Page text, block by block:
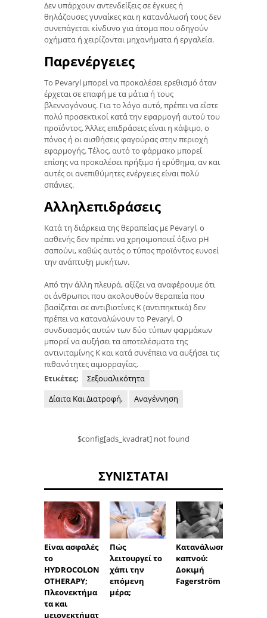
Δεν υπάρχουν αντενδείξεις σε έγκυες ή
θηλάζουσες γυναίκες και η κατανάλωσή τους δεν
συνεπάγεται κίνδυνο για άτομα που οδηγούν
οχήματα ή χειρίζονται μηχανήματα ή εργαλεία.
Παρενέργειες
Το Pevaryl μπορεί να προκαλέσει ερεθισμό όταν
έρχεται σε επαφή με τα μάτια ή τους
βλεννογόνους. Για το λόγο αυτό, πρέπει να είστε
πολύ προσεκτικοί κατά την εφαρμογή αυτού του
προϊόντος. Άλλες επιδράσεις είναι η κάψιμο, ο
πόνος ή οι αισθήσεις φαγούρας στην περιοχή
εφαρμογής. Τέλος, αυτό το φάρμακο μπορεί
επίσης να προκαλέσει πρήξιμο ή ερύθημα, αν και
αυτές οι ανεπιθύμητες ενέργειες είναι πολύ
σπάνιες.
Αλληλεπιδράσεις
Κατά τη διάρκεια της θεραπείας με Pevaryl, ο
ασθενής δεν πρέπει να χρησιμοποιεί όξινο pH
σαπούνι, καθώς αυτός ο τύπος προϊόντος ευνοεί
την ανάπτυξη μυκήτων.
Από την άλλη πλευρά, αξίζει να αναφέρουμε ότι
οι άνθρωποι που ακολουθούν θεραπεία που
βασίζεται σε αντιβιοτίνες K (αντιπηκτικά) δεν
πρέπει να καταναλώνουν το Pevaryl. Ο
συνδυασμός αυτών των δύο τύπων φαρμάκων
μπορεί να αυξήσει τα αποτελέσματα της
αντινιταμίνης Κ και κατά συνέπεια να αυξήσει τις
πιθανότητες αιμορραγίας.
Ετικέτες:
Σεξουαλικότητα
Δίαιτα Και Διατροφή,
Αναγέννηση
$config[ads_kvadrat] not found
ΣΥΝΙΣΤΆΤΑΙ
Είναι ασφαλές
το
HYDROCOLON
OTHERAPY;
Πλεονεκτήμα
τα και
μειονεκτήματ
Πώς
λειτουργεί το
χάπι την
επόμενη
μέρα;
Κατανάλωση
καπνού:
Δοκιμή
Fagerström